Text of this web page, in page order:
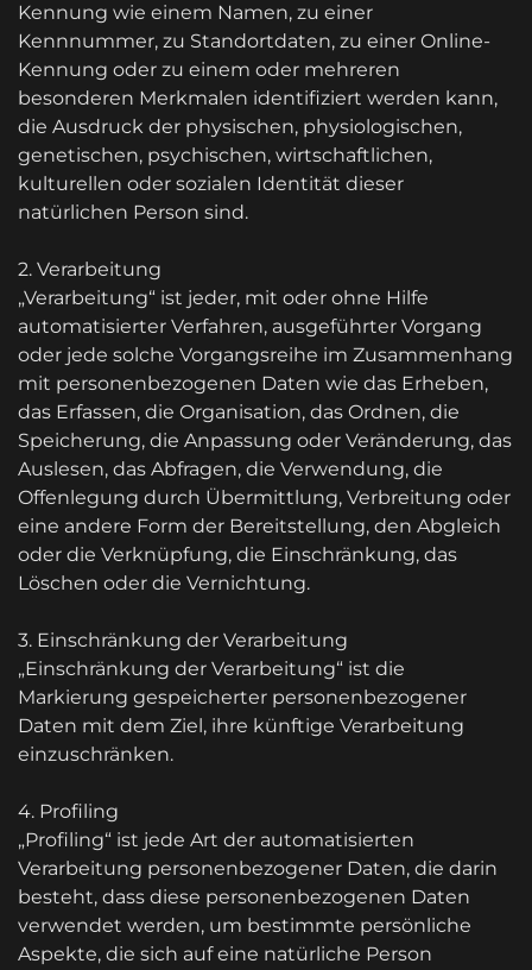
Kennung wie einem Namen, zu einer
Kennnummer, zu Standortdaten, zu einer Online-
Kennung oder zu einem oder mehreren
besonderen Merkmalen identifiziert werden kann,
die Ausdruck der physischen, physiologischen,
genetischen, psychischen, wirtschaftlichen,
kulturellen oder sozialen Identität dieser
natürlichen Person sind.
2. Verarbeitung
„Verarbeitung“ ist jeder, mit oder ohne Hilfe
automatisierter Verfahren, ausgeführter Vorgang
oder jede solche Vorgangsreihe im Zusammenhang
mit personenbezogenen Daten wie das Erheben,
das Erfassen, die Organisation, das Ordnen, die
Speicherung, die Anpassung oder Veränderung, das
Auslesen, das Abfragen, die Verwendung, die
Offenlegung durch Übermittlung, Verbreitung oder
eine andere Form der Bereitstellung, den Abgleich
oder die Verknüpfung, die Einschränkung, das
Löschen oder die Vernichtung.
3. Einschränkung der Verarbeitung
„Einschränkung der Verarbeitung“ ist die
Markierung gespeicherter personenbezogener
Daten mit dem Ziel, ihre künftige Verarbeitung
einzuschränken.
4. Profiling
„Profiling“ ist jede Art der automatisierten
Verarbeitung personenbezogener Daten, die darin
besteht, dass diese personenbezogenen Daten
verwendet werden, um bestimmte persönliche
Aspekte, die sich auf eine natürliche Person